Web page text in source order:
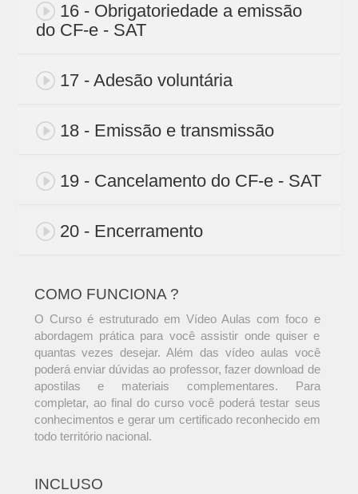
16 - Obrigatoriedade a emissão
do CF-e - SAT
17 - Adesão voluntária
18 - Emissão e transmissão
19 - Cancelamento do CF-e - SAT
20 - Encerramento
COMO FUNCIONA ?
O Curso é estruturado em Vídeo Aulas com foco e
abordagem prática para você assistir onde quiser e
quantas vezes desejar. Além das vídeo aulas você
poderá enviar dúvidas ao professor, fazer download de
apostilas e materiais complementares. Para
completar, ao final do curso você poderá testar seus
conhecimentos e gerar um certificado reconhecido em
todo território nacional.
INCLUSO